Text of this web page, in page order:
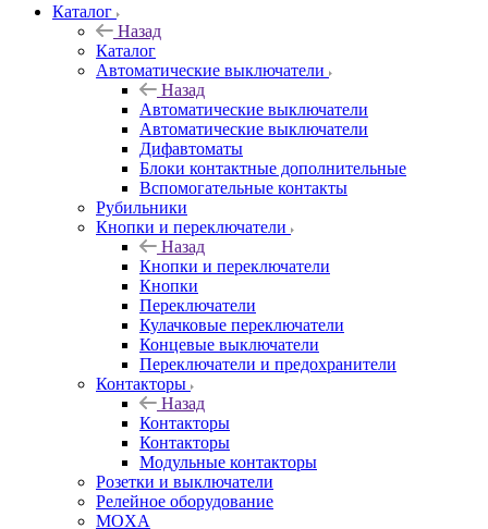
Каталог
Назад
Каталог
Автоматические выключатели
Назад
Автоматические выключатели
Автоматические выключатели
Дифавтоматы
Блоки контактные дополнительные
Вспомогательные контакты
Рубильники
Кнопки и переключатели
Назад
Кнопки и переключатели
Кнопки
Переключатели
Кулачковые переключатели
Концевые выключатели
Переключатели и предохранители
Контакторы
Назад
Контакторы
Контакторы
Модульные контакторы
Розетки и выключатели
Релейное оборудование
MOXA